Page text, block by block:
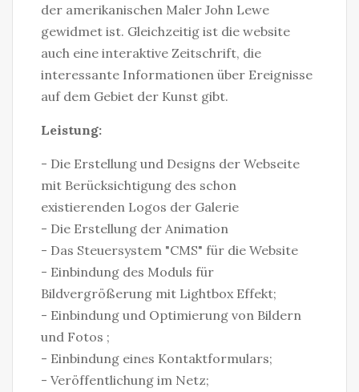
der amerikanischen Maler John Lewe
gewidmet ist. Gleichzeitig ist die website
auch eine interaktive Zeitschrift, die
interessante Informationen über Ereignisse
auf dem Gebiet der Kunst gibt.
Leistung:
- Die Erstellung und Designs der Webseite
mit Berücksichtigung des schon
existierenden Logos der Galerie
- Die Erstellung der Animation
- Das Steuersystem "CMS" für die Website
- Einbindung des Moduls für
Bildvergrößerung mit Lightbox Effekt;
- Einbindung und Optimierung von Bildern
und Fotos ;
- Einbindung eines Kontaktformulars;
- Veröffentlichung im Netz;